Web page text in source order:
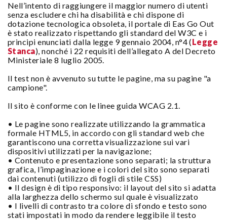
Nell’intento di raggiungere il maggior numero di utenti
senza escludere chi ha disabilità e chi dispone di
dotazione tecnologica obsoleta, il portale di Eas Go Out
è stato realizzato rispettando gli standard del W3C e i
principi enunciati dalla legge 9 gennaio 2004, n°4 (Legge
Stanca), nonché i 22 requisiti dell’allegato A del Decreto
Ministeriale 8 luglio 2005.
Il test non è avvenuto su tutte le pagine, ma su pagine "a
campione".
Il sito è conforme con le linee guida WCAG 2.1.
• Le pagine sono realizzate utilizzando la grammatica
formale HTML5, in accordo con gli standard web che
garantiscono una corretta visualizzazione sui vari
dispositivi utilizzati per la navigazione;
• Contenuto e presentazione sono separati; la struttura
grafica, l’impaginazione e i colori del sito sono separati
dai contenuti (utilizzo di fogli di stile CSS)
• Il design è di tipo responsivo: il layout del sito si adatta
alla larghezza dello schermo sul quale è visualizzato
• I livelli di contrasto tra colore di sfondo e testo sono
stati impostati in modo da rendere leggibile il testo